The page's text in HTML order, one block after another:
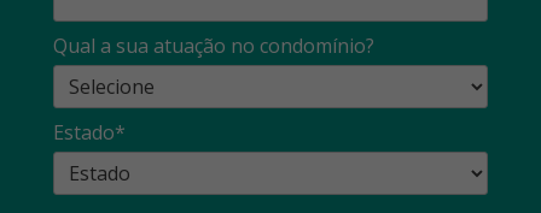
Qual a sua atuação no condomínio?
Estado*